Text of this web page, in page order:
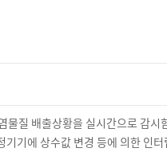
질 배출상황을 실시간으로 감시
기에 상수값 변경 등에 의한 인